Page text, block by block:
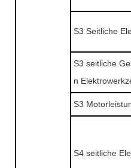
S3 Seitliche
S3 seitliche
n
S3
S4 seitliche